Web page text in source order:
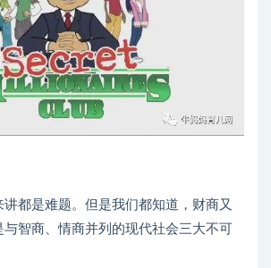
都是难题。但是我们都知道，财商又
与智商、情商并列的现代社会三大不可